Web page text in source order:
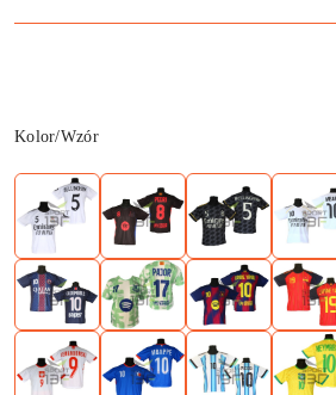
Wariant
Kolor/Wzór